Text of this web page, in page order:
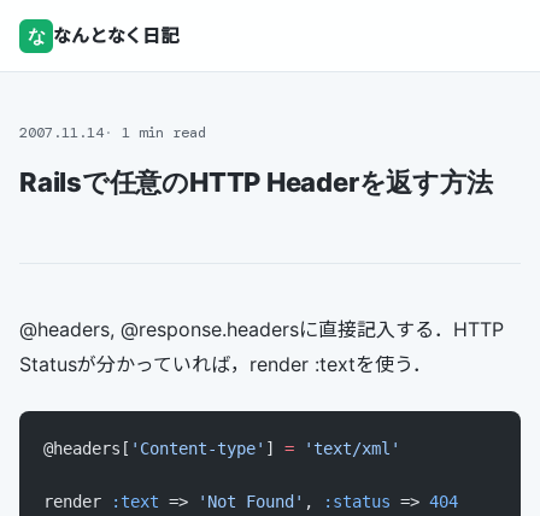
な なんとなく日記
2007.11.14 1 min read
Railsで任意のHTTP Headerを返す方法
@headers, @response.headersに直接記入する．HTTP
Statusが分かっていれば，render :textを使う．
@headers[ 'Content-type' ] = 'text/xml'
render :text => 'Not Found' , :status => 404